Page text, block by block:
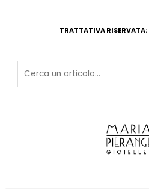
TRATTATIVA RISERVATA: